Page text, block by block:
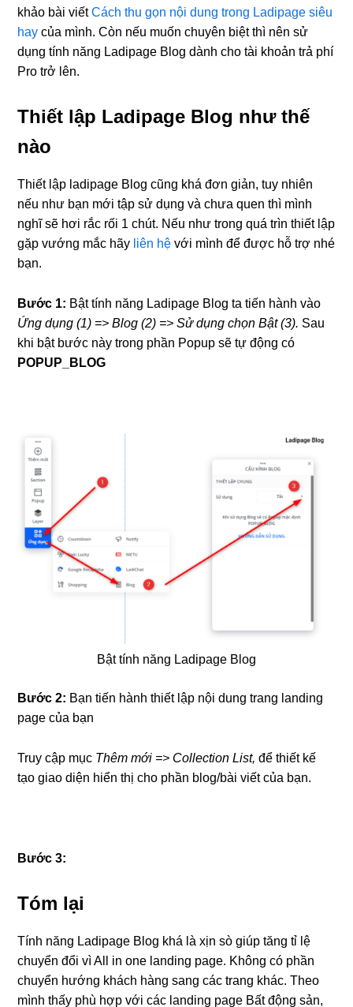
khảo bài viếtCách thu gọn nội dung trong Ladipage siêu
hay của mình. Còn nếu muốn chuyên biệt thì nên sử
dụng tính năng Ladipage Blog dành cho tài khoản trả phí
Pro trở lên.
Thiết lập Ladipage Blog như thế
nào
Thiết lập ladipage Blog cũng khá đơn giản, tuy nhiên
nếu như bạn mới tập sử dụng và chưa quen thì mình
nghĩ sẽ hơi rắc rối 1 chút. Nếu như trong quá trìn thiết lập
gặp vướng mắc hãy liên hệ với mình để được hỗ trợ nhé
bạn.
Bước 1: Bật tính năng Ladipage Blog ta tiến hành vào
Ứng dụng (1) => Blog (2) => Sử dụng chọn Bật (3). Sau
khi bật bước này trong phần Popup sẽ tự động có
POPUP_BLOG
Bật tính năng Ladipage Blog
Bước 2: Bạn tiến hành thiết lập nội dung trang landing
page của bạn
Truy cập mục Thêm mới => Collection List, để thiết kế
tạo giao diện hiển thị cho phần blog/bài viết của bạn.
Bước 3:
Tóm lại
Tính năng Ladipage Blog khá là xịn sò giúp tăng tỉ lệ
chuyển đổi vì All in one landing page. Không có phần
chuyển hướng khách hàng sang các trang khác. Theo
mình thấy phù hợp với các landing page Bất động sản,